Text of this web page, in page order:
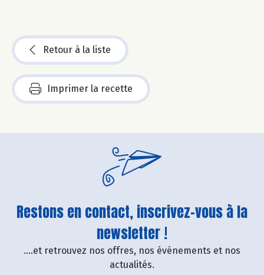
Retour à la liste
Imprimer la recette
Restons en contact, inscrivez-vous à la
newsletter !
....et retrouvez nos offres, nos événements et nos
actualités.